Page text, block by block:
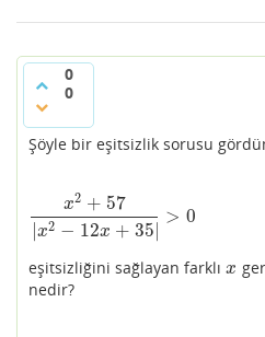
0
0
Şöyle bir eşitsizlik sorusu
x2 + 57
|x2 − 12x + 35
> 0
x2+57|x2−12x+35 |> 0
eşitsizliğini sağlayan farklı x
x
nedir?